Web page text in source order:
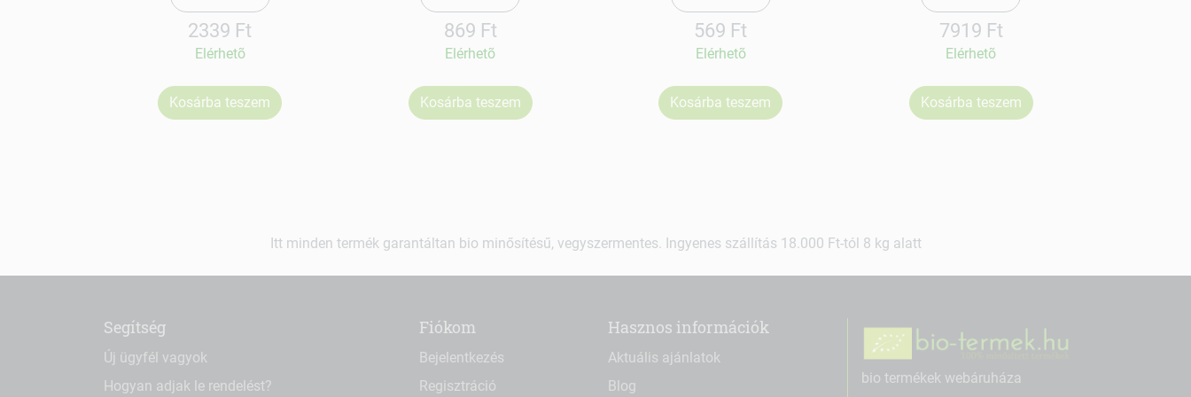
2339 Ft
Elérhetõ
Kosárba teszem
869 Ft
Elérhetõ
Kosárba teszem
569 Ft
Elérhetõ
Kosárba teszem
7919 Ft
Elérhetõ
Kosárba teszem
Itt minden termék garantáltan bio minősítésű, vegyszermentes. Ingyenes szállítás 18.000 Ft-tól 8 kg alatt
Segítség
Új ügyfél vagyok
Hogyan adjak le rendelést?
Fiókom
Bejelentkezés
Regisztráció
Hasznos információk
Aktuális ajánlatok
Blog
bio termékek webáruháza